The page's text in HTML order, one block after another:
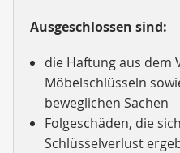
Ausgeschlossen sind:
die Haftung aus dem
Möbelschlüsseln
beweglichen Sachen
Folgeschäden, die
Schlüsselverlust